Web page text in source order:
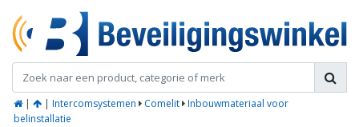
| | Intercomsystemen Comelit Inbouwmateriaal voor
belinstallatie